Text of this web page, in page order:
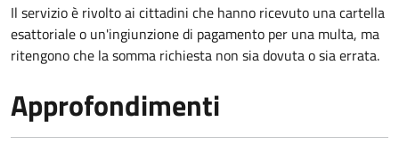
Il servizio è rivolto ai cittadini che hanno ricevuto una cartella
esattoriale o un'ingiunzione di pagamento per una multa, ma
ritengono che la somma richiesta non sia dovuta o sia errata.
Approfondimenti